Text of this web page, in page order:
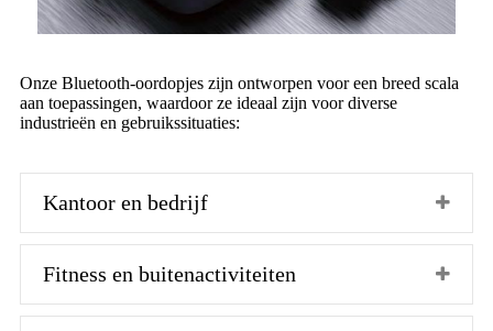
Onze Bluetooth-oordopjes zijn ontworpen voor een breed scala
aan toepassingen, waardoor ze ideaal zijn voor diverse
industrieën en gebruikssituaties:
Kantoor en bedrijf
Fitness en buitenactiviteiten